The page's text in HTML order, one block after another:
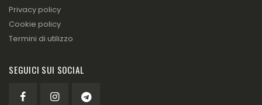
Privacy policy
Cookie policy
Termini di utilizzo
SEGUICI SUI SOCIAL